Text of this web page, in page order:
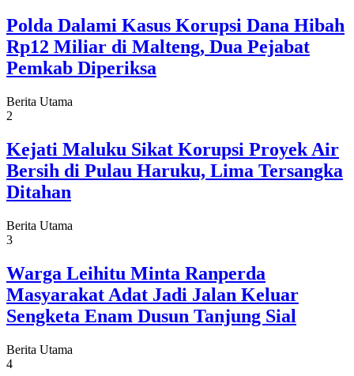
Polda Dalami Kasus Korupsi Dana Hibah
Rp12 Miliar di Malteng, Dua Pejabat
Pemkab Diperiksa
Berita Utama
2
Kejati Maluku Sikat Korupsi Proyek Air
Bersih di Pulau Haruku, Lima Tersangka
Ditahan
Berita Utama
3
Warga Leihitu Minta Ranperda
Masyarakat Adat Jadi Jalan Keluar
Sengketa Enam Dusun Tanjung Sial
Berita Utama
4